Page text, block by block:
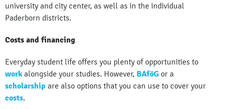
university and city center, as well as in the individual
Paderborn districts.
Costs and financing
Everyday student life offers you plenty of opportunities to
work alongside your studies. However, BAföG or a
scholarship are also options that you can use to cover your
costs.